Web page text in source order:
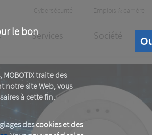
le bon
traite des
notre site Web, vous
à cette fin.
des cookies et des
Header
Meta
Cybersécurité Emplois & carrière
Services Société